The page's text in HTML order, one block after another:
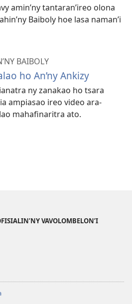
amin’ny tantaran’ireo olona
Baiboly hoe lasa naman’i
BAIBOLY
ho An’ny Ankizy
ny zanakao ho tsara
ampiasao ireo video ara-
mahafinaritra ato.
VAVOLOMBELON’I